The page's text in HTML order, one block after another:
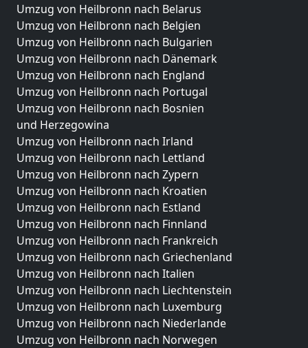
Umzug von Heilbronn nach Belarus
Umzug von Heilbronn nach Belgien
Umzug von Heilbronn nach Bulgarien
Umzug von Heilbronn nach Dänemark
Umzug von Heilbronn nach England
Umzug von Heilbronn nach Portugal
Umzug von Heilbronn nach Bosnien
und Herzegowina
Umzug von Heilbronn nach Irland
Umzug von Heilbronn nach Lettland
Umzug von Heilbronn nach Zypern
Umzug von Heilbronn nach Kroatien
Umzug von Heilbronn nach Estland
Umzug von Heilbronn nach Finnland
Umzug von Heilbronn nach Frankreich
Umzug von Heilbronn nach Griechenland
Umzug von Heilbronn nach Italien
Umzug von Heilbronn nach Liechtenstein
Umzug von Heilbronn nach Luxemburg
Umzug von Heilbronn nach Niederlande
Umzug von Heilbronn nach Norwegen